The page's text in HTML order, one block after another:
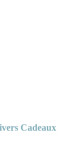
Cadeaux